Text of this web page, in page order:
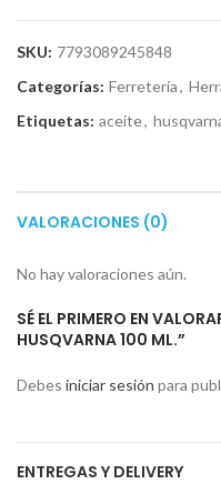
SKU: 7793089245848
Categorías: Ferretería,
Etiquetas: aceite,
VALORACIONES (0)
No hay valoraciones aún.
SÉ EL PRIMERO EN
HUSQVARNA 100 ML.”
Debes iniciar sesión para
ENTREGAS Y DELIVERY